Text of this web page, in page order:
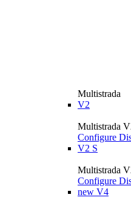
Multistrada
V2
Multistrada
Configure
V2 S
Multistrada
Configure
new V4